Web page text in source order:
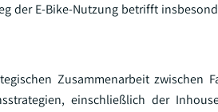
der E-Bike-Nutzung betrifft
Zusammenarbeit zwischen
einschließlich der